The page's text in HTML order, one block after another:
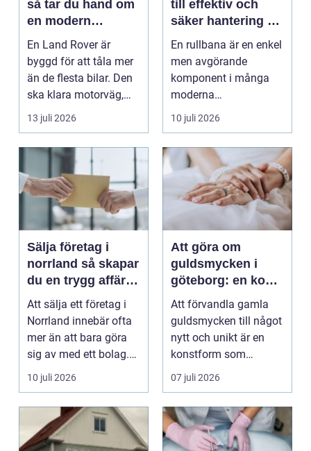
så tar du hand om
en modern
klassiker
En Land Rover är
byggd för att tåla mer
än de flesta bilar. Den
ska klara motorväg,
stadstrafik, gru...
13 juli 2026
till effektiv och
säker hantering av
gods
En rullbana är en enkel
men avgörande
komponent i många
moderna
verksamheter. Den
används för att fl...
10 juli 2026
Sälja företag i
norrland så skapar
du en trygg affär
från start till mål
Att sälja ett företag i
Norrland innebär ofta
mer än att bara göra
sig av med ett bolag.
För många ä...
10 juli 2026
Att göra om
guldsmycken i
göteborg: en konst
att förnya det
gamla
Att förvandla gamla
guldsmycken till något
nytt och unikt är en
konstform som
kombinerar
traditionel...
07 juli 2026